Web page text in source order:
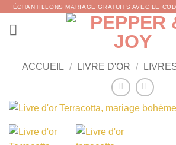
Passer
contenu
ÉCHANTILLONS MARIAGE GRATUITS AVEC LE
ACCUEIL / LIVRE D'OR /